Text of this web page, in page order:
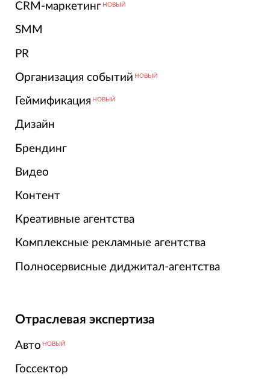
CRM-маркетинг НОВЫЙ
SMM
PR
Организация событий НОВЫЙ
Геймификация НОВЫЙ
Дизайн
Брендинг
Видео
Контент
Креативные агентства
Комплексные рекламные агентства
Полносервисные диджитал-агентства
Отраслевая экспертиза
Авто НОВЫЙ
Госсектор